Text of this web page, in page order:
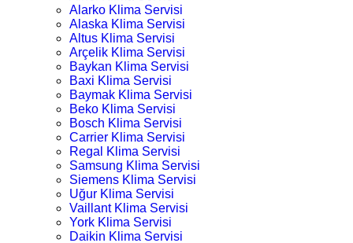
Alarko Klima Servisi
Alaska Klima Servisi
Altus Klima Servisi
Arçelik Klima Servisi
Baykan Klima Servisi
Baxi Klima Servisi
Baymak Klima Servisi
Beko Klima Servisi
Bosch Klima Servisi
Carrier Klima Servisi
Regal Klima Servisi
Samsung Klima Servisi
Siemens Klima Servisi
Uğur Klima Servisi
Vaillant Klima Servisi
York Klima Servisi
Daikin Klima Servisi